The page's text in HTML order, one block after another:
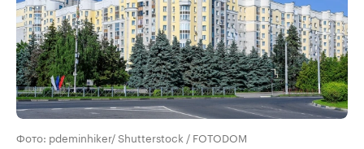
Фото: pdeminhiker/ Shutterstock / FOTODOM